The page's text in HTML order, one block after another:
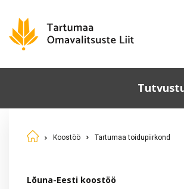
Põhikiri
Koostöö Tartumaa toidupiirkond
Lõuna-Eesti koostöö